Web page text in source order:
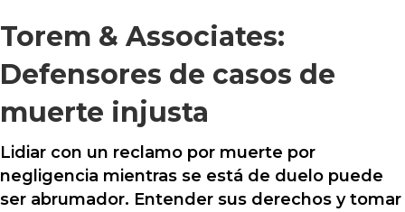
Torem & Associates:
Defensores de casos de
muerte injusta
Lidiar con un reclamo por muerte por
negligencia mientras se está de duelo puede
ser abrumador. Entender sus derechos y tomar